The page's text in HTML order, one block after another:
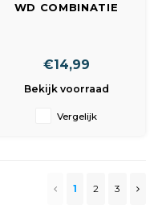
WD COMBINATIE
€14,99
Bekijk voorraad
Vergelijk
1 2 3